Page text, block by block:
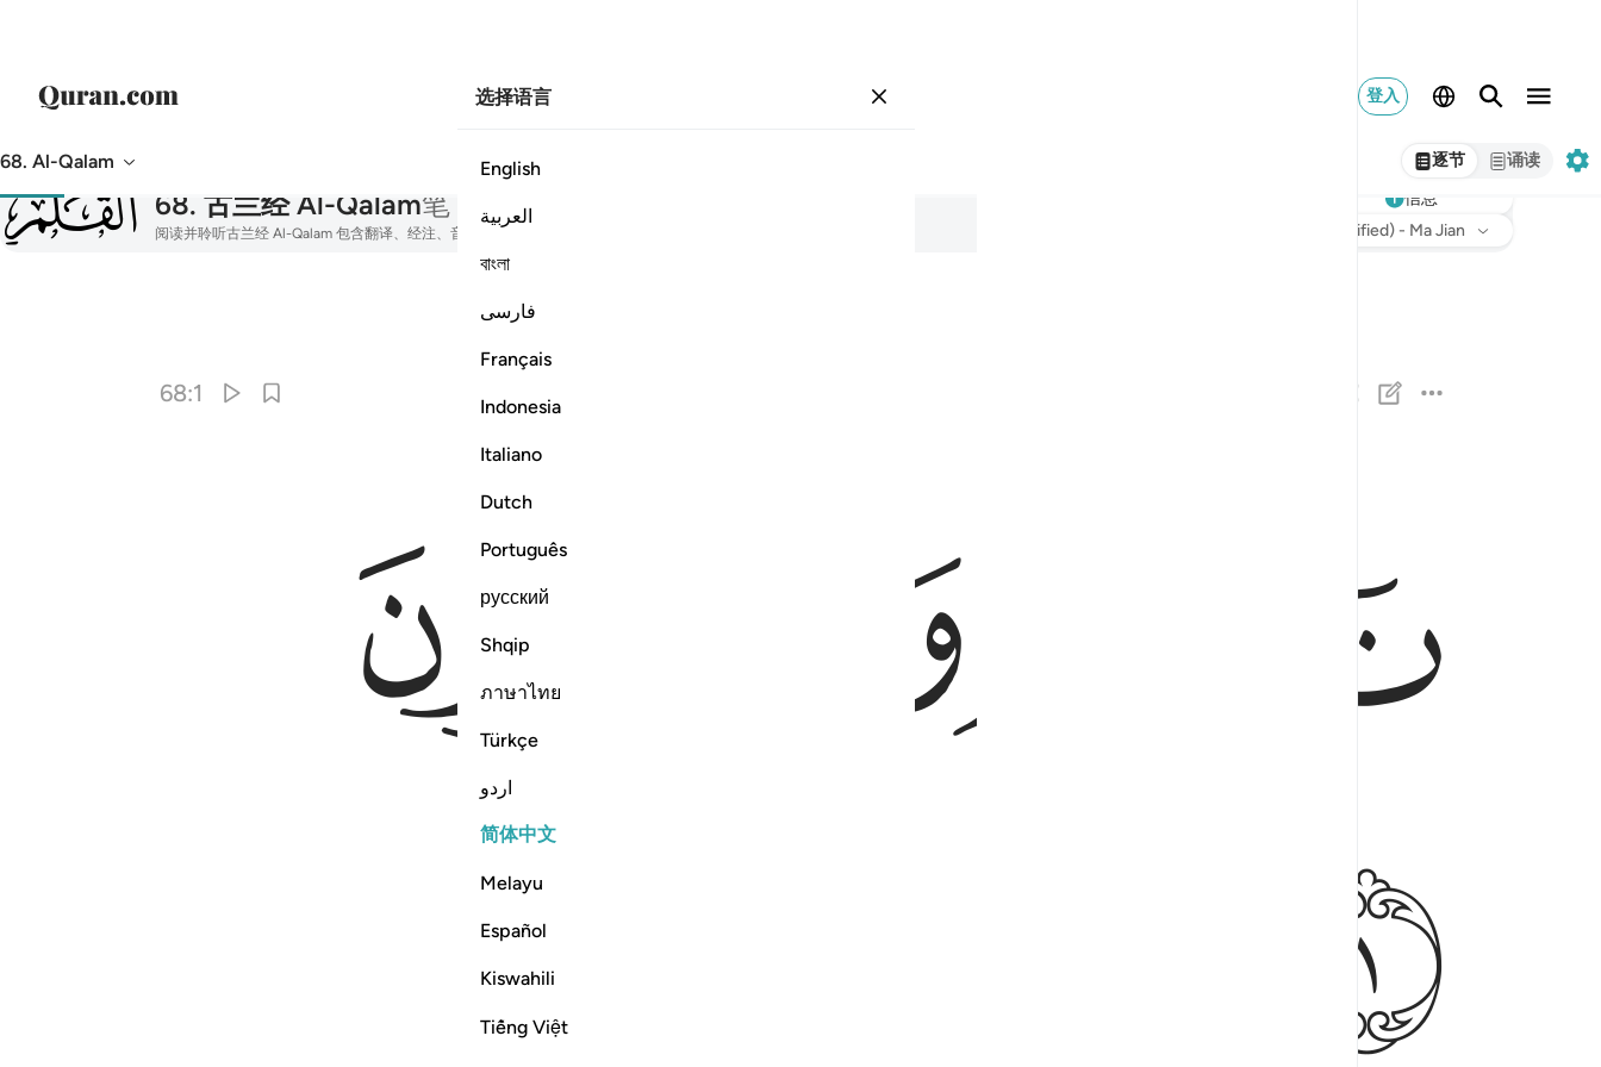
登入
选择语言
English
العربية
বাংলা
فارسی
Français
Indonesia
Italiano
Dutch
Português
русский
Shqip
ภาษาไทย
Türkçe
اردو
简体中文
Melayu
Español
Kiswahili
Tiếng Việt
68. Al-Qalam 逐节 诵读
68. 古兰经 Al-Qalam笔
阅读并聆听古兰经 Al-Qalam 包含翻译、经注、音频朗诵、逐字释义和音译。
信息
: Chinese Translation (Simplified) - Ma Jian
68:1
ﱹﱺ ﱻﱼ
ﱽ
ﱾ